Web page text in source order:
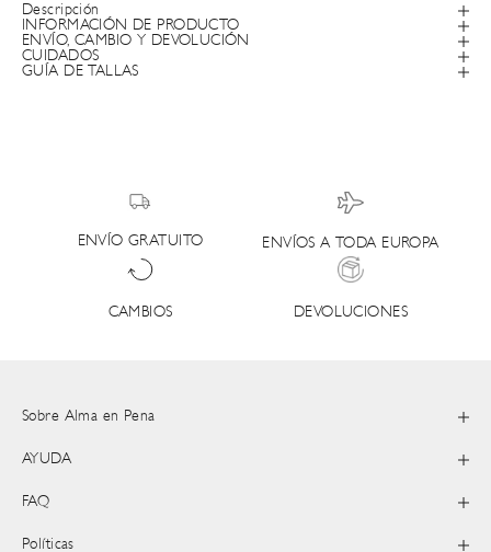
Descripción
INFORMACIÓN DE PRODUCTO
ENVÍO, CAMBIO Y DEVOLUCIÓN
CUIDADOS
GUÍA DE TALLAS
ENVÍO GRATUITO ENVÍOS A TODA EUROPA
CAMBIOS DEVOLUCIONES
Sobre Alma en Pena
AYUDA
FAQ
Políticas